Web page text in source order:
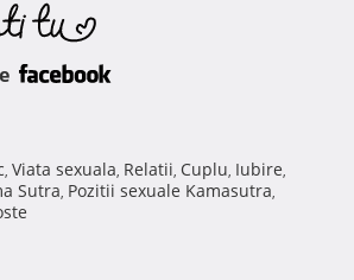
, Viata sexuala, Relatii, Cuplu, Iubire,
Sutra, Pozitii sexuale Kamasutra,